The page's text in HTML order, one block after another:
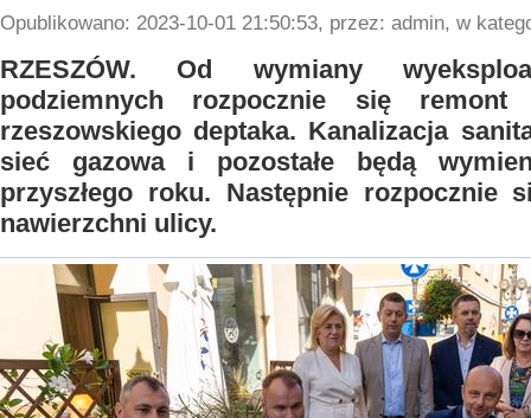
Opublikowano: 2023-10-01 21:50:53, przez: admin, w
RZESZÓW. Od wymiany
podziemnych rozpocznie się remont
rzeszowskiego deptaka. Kanalizacja
sieć gazowa i pozostałe będą
przyszłego roku. Następnie rozpocznie
nawierzchni ulicy.